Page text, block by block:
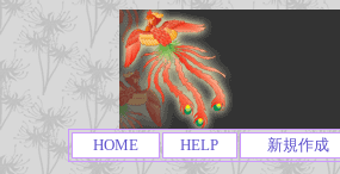
HOME HELP 新規作成